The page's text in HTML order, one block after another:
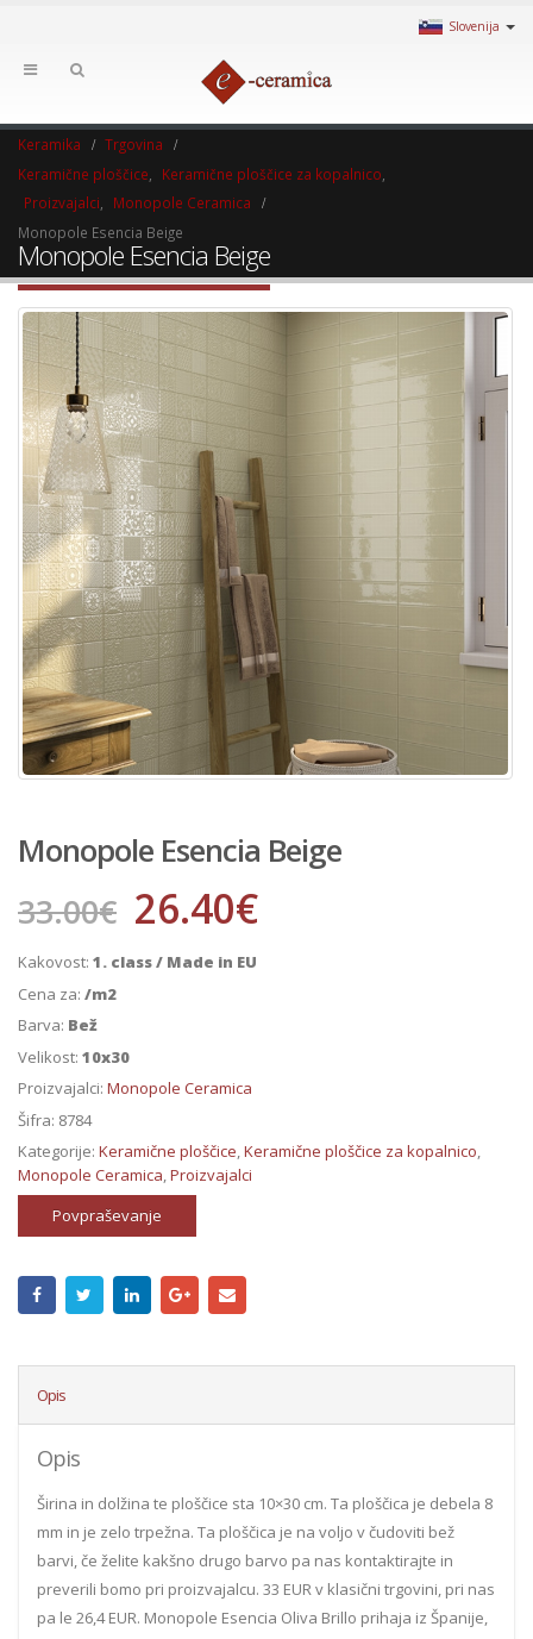
Slovenija
Keramika
Trgovina
Keramične ploščice
Keramične ploščice za kopalnico
Proizvajalci
Monopole Ceramica
Monopole Esencia Beige
Monopole Esencia Beige
Monopole Esencia Beige
33.00€ 26.40€
Kakovost: 1. class / Made in EU
Cena za: /m2
Barva: Bež
Velikost: 10x30
Proizvajalci: Monopole Ceramica
Šifra: 8784
Kategorije: Keramične ploščice,Keramične ploščice za kopalnico,
Monopole Ceramica,Proizvajalci
Povpraševanje
Opis
Opis
Širina in dolžina te ploščice sta 10×30 cm. Ta ploščica je debela 8
mm in je zelo trpežna. Ta ploščica je na voljo v čudoviti bež
barvi, če želite kakšno drugo barvo pa nas kontaktirajte in
preverili bomo pri proizvajalcu. 33 EUR v klasični trgovini, pri nas
pa le 26,4 EUR. Monopole Esencia Oliva Brillo prihaja iz Španije,